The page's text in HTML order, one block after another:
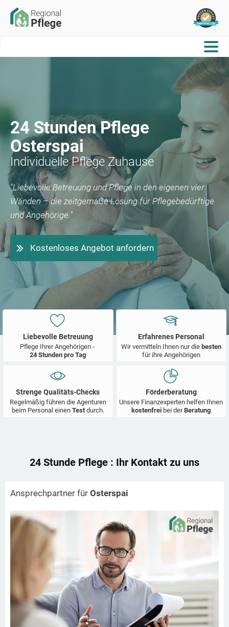
24 Stunden Pflege
Osterspai
Individuelle Pflege Zuhause
"Liebevolle Betreuung und Pflege in den eigenen vier
Wänden – die zeitgemäße Lösung für Pflegebedürftige
und Angehörige."
Kostenloses Angebot anfordern
Liebevolle Betreuung
Pflege Ihrer Angehörigen -
24 Stunden pro Tag
Erfahrenes Personal
Wir vermitteln Ihnen nur die besten
für ihre Angehörigen
Strenge Qualitäts-Checks
Regelmäßig führen die Agenturen
beim Personal einen Test durch.
Förderberatung
Unsere Finanzexperten helfen Ihnen
kostenfrei bei derBeratung
24 Stunde Pflege : Ihr Kontakt zu uns
Ansprechpartner für Osterspai